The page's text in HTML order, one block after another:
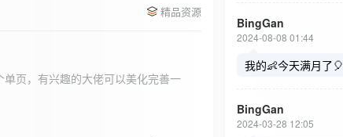
个 “筛选网址” 的下拉框，用户可以选
单位为秒），默认值为 60 秒。开始 /
进行一次检测，之后按照设置的监测间
进行网址检测时，如果请求失败，会进
显示功能。 日志记录： 每次对网址进
精品资源
页，有兴趣的大佬可以美化完善一
BingGan
2024-08-08 01:44
我的👶今天满月了🎈
BingGan
2024-03-28 12:05